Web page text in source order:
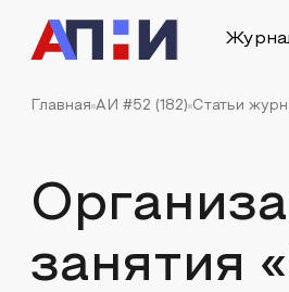
Главная АИ #52 (182) Статьи
занятия